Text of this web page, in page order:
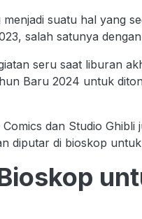
suatu hal yang
salah satunya
seru saat liburan
Baru 2024 untuk
dan Studio
diputar di bioskop